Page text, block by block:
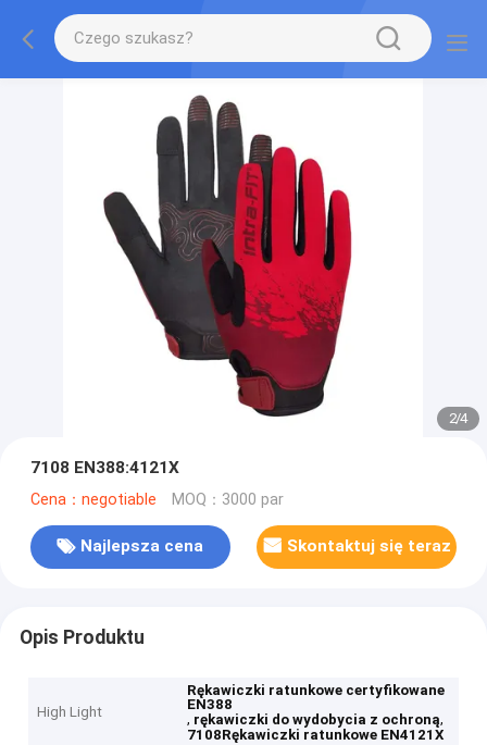
2/4
7108 EN388:4121X
Cena：negotiable MOQ：3000 par
Najlepsza cena Skontaktuj się teraz
Opis Produktu
High Light
Rękawiczki ratunkowe certyfikowane
EN388
, rękawiczki do wydobycia z ochroną,
7108Rękawiczki ratunkowe EN4121X